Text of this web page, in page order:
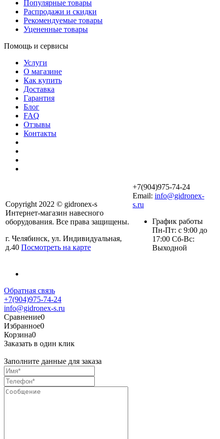
Популярные товары
Распродажи и скидки
Рекомендуемые товары
Уцененные товары
Помощь и сервисы
Услуги
О магазине
Как купить
Доставка
Гарантия
Блог
FAQ
Отзывы
Контакты
Copyright 2022 © gidronex-s
Интернет-магазин навесного
оборудования. Все права защищены.
г. Челябинск, ул. Индивидуальная,
д.40 Посмотреть на карте
+7(904)975-74-24
Email: info@gidronex-
s.ru
График работы
Пн-Пт: с 9:00 до
17:00 Сб-Вс:
Выходной
Обратная связь
+7(904)975-74-24
info@gidronex-s.ru
Сравнение0
Избранное0
Корзина0
Заказать в один клик
Заполните данные для заказа